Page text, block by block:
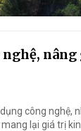
công nghệ,
mang lại giá trị